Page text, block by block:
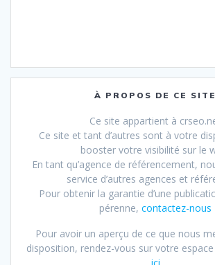
À PROPOS DE CE SITE
Ce site appartient à
Ce site et tant d’autres sont à votre
booster votre visibilité sur le
En tant qu’agence de référencement,
service d’autres agences et
Pour obtenir la garantie d’une
pérenne, contactez-nous
Pour avoir un aperçu de ce que nous
disposition, rendez-vous sur votre espace
ici